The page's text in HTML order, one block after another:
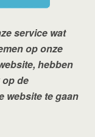
service wat
op onze
hebben
de
website te gaan